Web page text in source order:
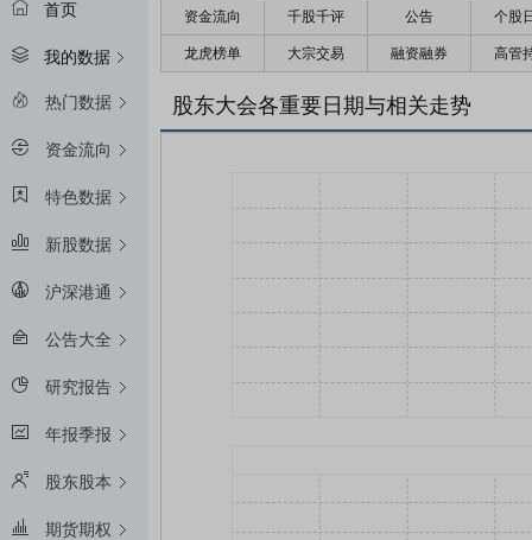
首页
我的数据
热门数据
资金流向
特色数据
新股数据
沪深港通
公告大全
研究报告
年报季报
股东股本
期货期权
资金流向 千股千评 公告 个股
龙虎榜单 大宗交易 融资融券 高管
股东大会各重要日期与相关走势